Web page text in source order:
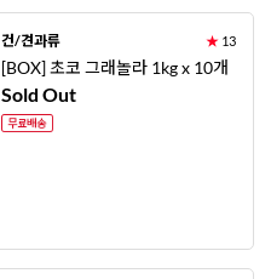
건/견과류 ★ 13
[BOX] 초코 그래놀라 1kg x 10개
Sold Out